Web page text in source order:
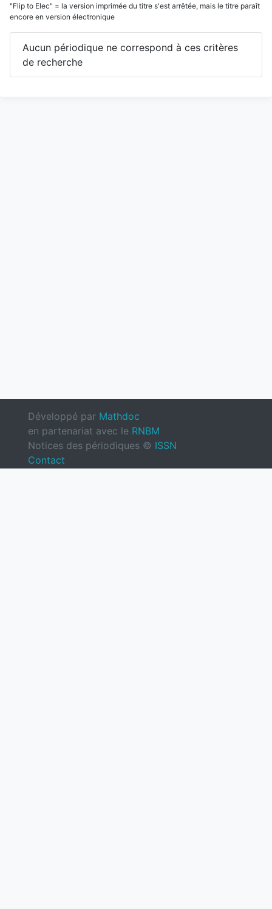
"Flip to Elec" = la version imprimée du titre s'est arrêtée, mais le titre paraît
encore en version électronique
Aucun périodique ne correspond à ces critères
de recherche
Développé par Mathdoc
en partenariat avec le RNBM
Notices des périodiques © ISSN
Contact